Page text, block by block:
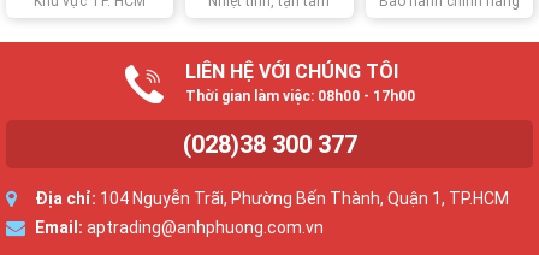
LIÊN HỆ VỚI CHÚNG TÔI
Thời gian làm việc: 08h00 - 17h00
(028)38 300 377
Địa chỉ: 104 Nguyễn Trãi, Phường Bến Thành, Quận 1, TP.HCM
Email: aptrading@anhphuong.com.vn